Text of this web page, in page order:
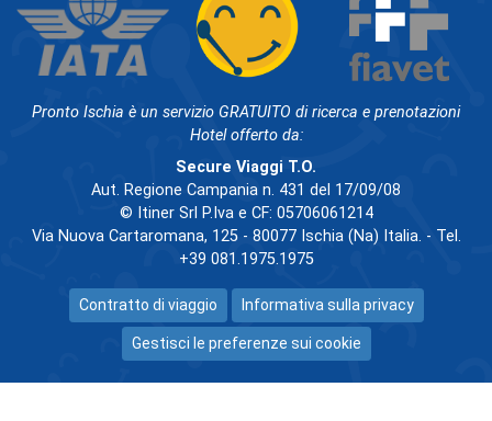
Pronto Ischia è un servizio GRATUITO di ricerca e prenotazioni
Hotel offerto da:
Secure Viaggi T.O.
Aut. Regione Campania n. 431 del 17/09/08
© Itiner Srl P.Iva e CF: 05706061214
Via Nuova Cartaromana, 125 - 80077 Ischia (Na) Italia. - Tel.
+39 081.1975.1975
Contratto di viaggio Informativa sulla privacy
Gestisci le preferenze sui cookie